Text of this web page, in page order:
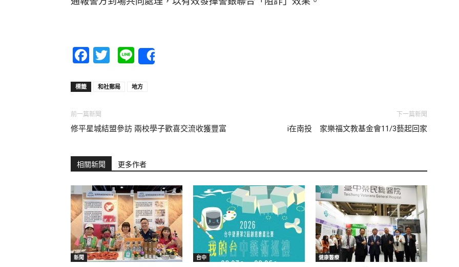
Facebook
Twitter
Line
標籤 和社郵局 地方
前一篇新聞
修平星城結盟參訪 兩校學子歡喜交流收獲豐富
下一篇新聞
i在南投 家樂福文教基金會11/3藝起回家
相關新聞 更多作者
新聞 台中 健康醫療